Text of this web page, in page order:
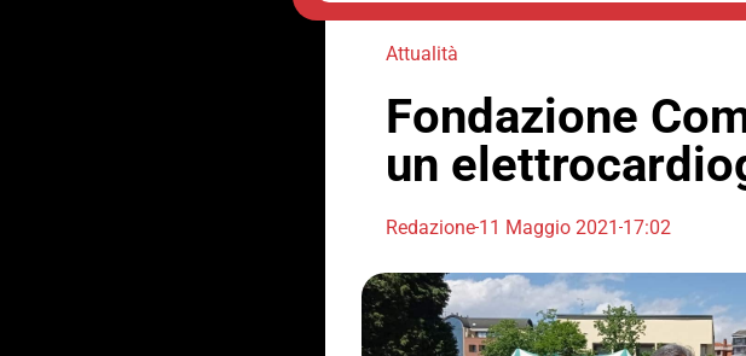
Attualità
Fondazione
un
Redazione11 Maggio 2021 17:02